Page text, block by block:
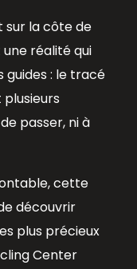
sur la côte de
réalité qui
guides : le tracé
passer, ni à
cette
découvrir
plus précieux
Center